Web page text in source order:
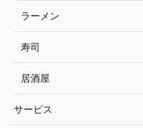
ラーメン
寿司
居酒屋
サービス